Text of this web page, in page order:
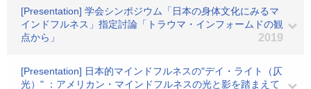
[Presentation] 学会シンポジウム「日本の身体文化にみるマ
インドフルネス」指定討論「トラウマ・インフォームドの観
点から」
2019
[Presentation] 日本的マインドフルネスの"デイ・ライト（仄
光）" ：アメリカン・マインドフルネスの光と影を踏まえて